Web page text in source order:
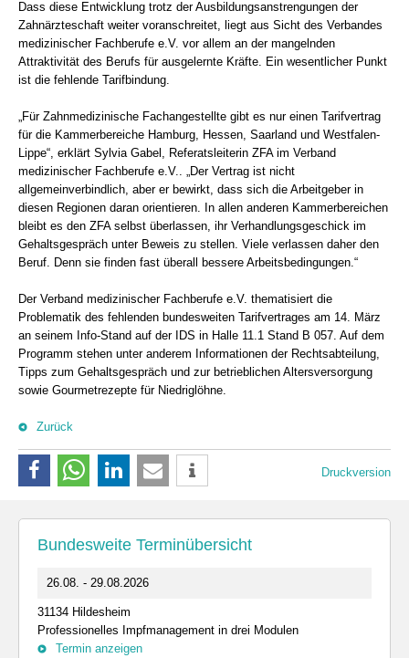
Dass diese Entwicklung trotz der Ausbildungsanstrengungen der
Zahnärzteschaft weiter voranschreitet, liegt aus Sicht des Verbandes
medizinischer Fachberufe e.V. vor allem an der mangelnden
Attraktivität des Berufs für ausgelernte Kräfte. Ein wesentlicher Punkt
ist die fehlende Tarifbindung.
„Für Zahnmedizinische Fachangestellte gibt es nur einen Tarifvertrag
für die Kammerbereiche Hamburg, Hessen, Saarland und Westfalen-
Lippe“, erklärt Sylvia Gabel, Referatsleiterin ZFA im Verband
medizinischer Fachberufe e.V.. „Der Vertrag ist nicht
allgemeinverbindlich, aber er bewirkt, dass sich die Arbeitgeber in
diesen Regionen daran orientieren. In allen anderen Kammerbereichen
bleibt es den ZFA selbst überlassen, ihr Verhandlungsgeschick im
Gehaltsgespräch unter Beweis zu stellen. Viele verlassen daher den
Beruf. Denn sie finden fast überall bessere Arbeitsbedingungen.“
Der Verband medizinischer Fachberufe e.V. thematisiert die
Problematik des fehlenden bundesweiten Tarifvertrages am 14. März
an seinem Info-Stand auf der IDS in Halle 11.1 Stand B 057. Auf dem
Programm stehen unter anderem Informationen der Rechtsabteilung,
Tipps zum Gehaltsgespräch und zur betrieblichen Altersversorgung
sowie Gourmetrezepte für Niedriglöhne.
Zurück
Druckversion
Bundesweite Terminübersicht
26.08. - 29.08.2026
31134 Hildesheim
Professionelles Impfmanagement in drei Modulen
Termin anzeigen